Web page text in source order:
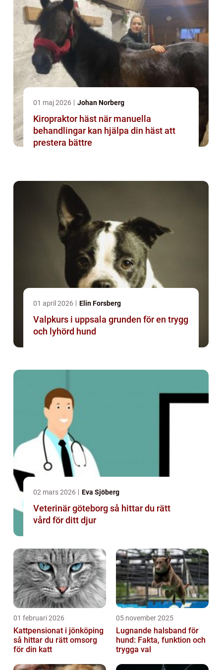
01 maj 2026 Johan Norberg
Kiropraktor häst när manuella
behandlingar kan hjälpa din häst att
prestera bättre
01 april 2026 Elin Forsberg
Valpkurs i uppsala grunden för en trygg
och lyhörd hund
02 mars 2026 Eva Sjöberg
Veterinär göteborg så hittar du rätt
vård för ditt djur
01 februari 2026
Kattpensionat i jönköping
så hittar du rätt omsorg
för din katt
05 november 2025
Lugnande halsband för
hund: Fakta, funktion och
trygga val